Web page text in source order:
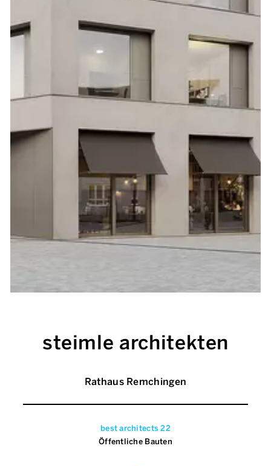
steimle architekten
Rathaus Remchingen
best architects 22
Öffentliche Bauten